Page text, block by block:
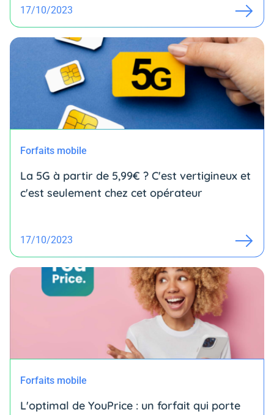
17/10/2023
Forfaits mobile
La 5G à partir de 5,99€ ? C'est vertigineux et
c'est seulement chez cet opérateur
17/10/2023
Forfaits mobile
L'optimal de YouPrice : un forfait qui porte